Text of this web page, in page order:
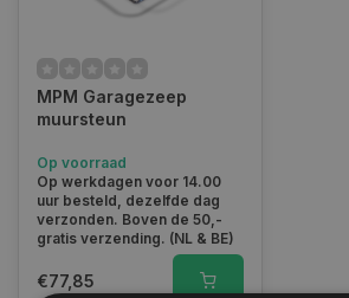
MPM Garagezeep
muursteun
Op voorraad
Op werkdagen voor 14.00
uur besteld, dezelfde dag
verzonden. Boven de 50,-
gratis verzending. (NL & BE)
€77,85